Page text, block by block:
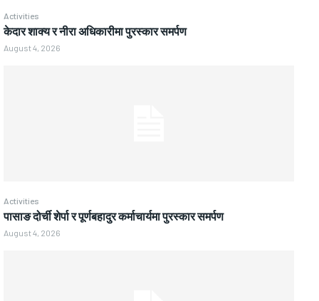
Activities
केदार शाक्य र नीरा अधिकारीमा पुरस्कार समर्पण
August 4, 2026
Activities
पासाङ दोर्ची शेर्पा र पूर्णबहादुर कर्माचार्यमा पुरस्कार समर्पण
August 4, 2026